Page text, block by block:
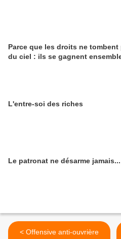
Parce que les droits ne tombent
du ciel : ils se gagnent
L'entre-soi des riches
Le patronat ne désarme jamais...
< Offensive anti-ouvrière